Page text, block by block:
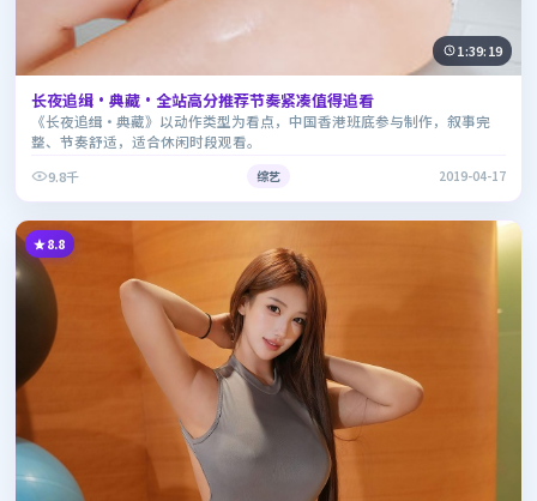
1:39:19
长夜追缉·典藏·全站高分推荐节奏紧凑值得追看
《长夜追缉·典藏》以动作类型为看点，中国香港班底参与制作，叙事完
整、节奏舒适，适合休闲时段观看。
9.8千
综艺 2019-04-17
8.8